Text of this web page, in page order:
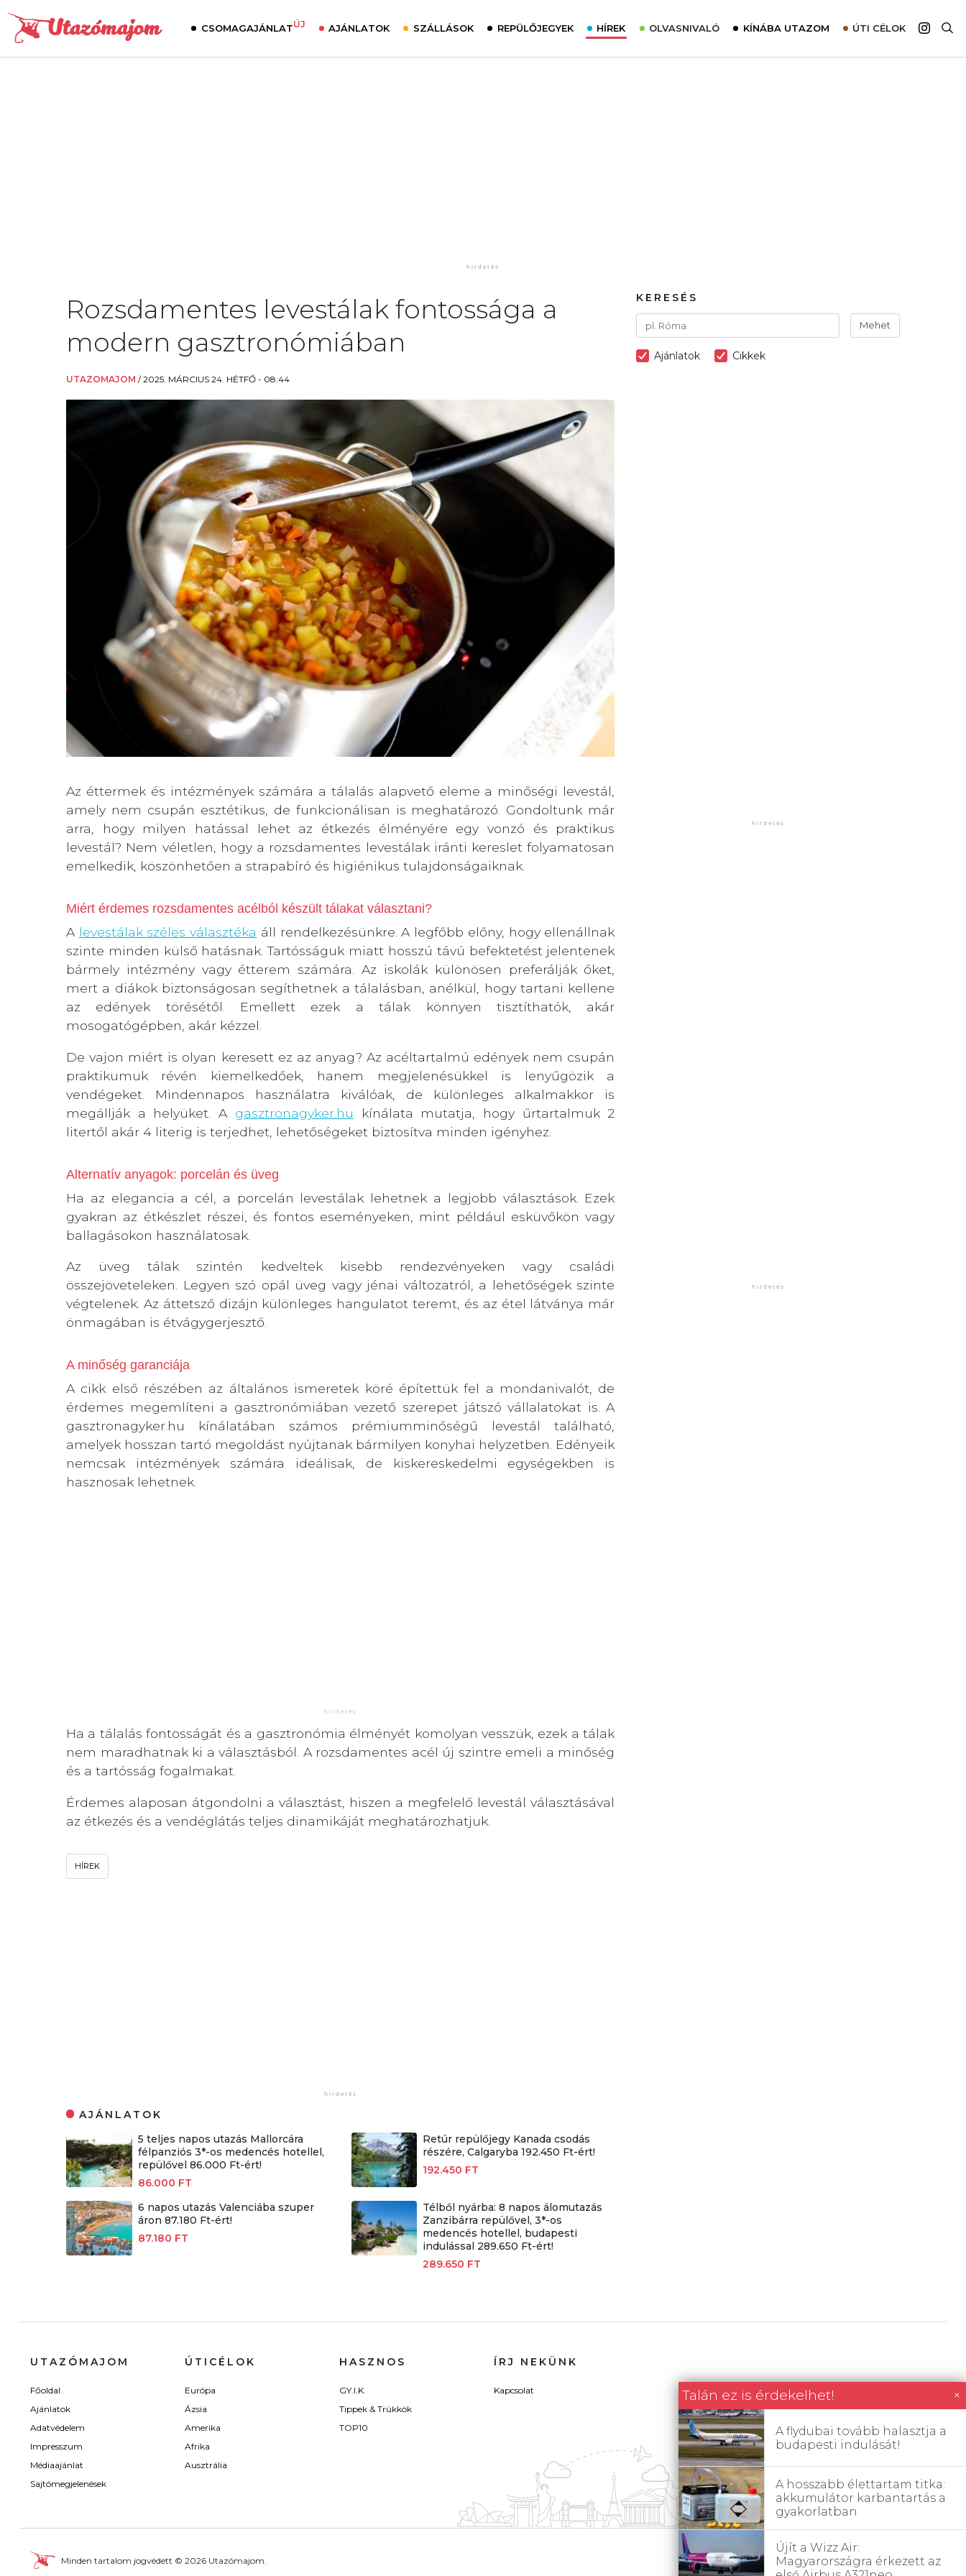
CSOMAGAJÁNLATÚJ AJÁNLATOK SZÁLLÁSOK REPÜLŐJEGYEK HÍREK OLVASNIVALÓ KÍNÁBA UTAZOM ÚTI CÉLOK
Rozsdamentes levestálak fontossága a
modern gasztronómiában
UTAZOMAJOM /2025. MÁRCIUS 24. HÉTFŐ - 08:44
Az éttermek és intézmények számára a tálalás alapvető eleme a minőségi levestál,
amely nem csupán esztétikus, de funkcionálisan is meghatározó. Gondoltunk már
arra, hogy milyen hatással lehet az étkezés élményére egy vonzó és praktikus
levestál? Nem véletlen, hogy a rozsdamentes levestálak iránti kereslet folyamatosan
emelkedik, köszönhetően a strapabíró és higiénikus tulajdonságaiknak.
Miért érdemes rozsdamentes acélból készült tálakat választani?
A levestálak széles választéka áll rendelkezésünkre. A legfőbb előny, hogy ellenállnak
szinte minden külső hatásnak. Tartósságuk miatt hosszú távú befektetést jelentenek
bármely intézmény vagy étterem számára. Az iskolák különösen preferálják őket,
mert a diákok biztonságosan segíthetnek a tálalásban, anélkül, hogy tartani kellene
az edények törésétől. Emellett ezek a tálak könnyen tisztíthatók, akár
mosogatógépben, akár kézzel.
De vajon miért is olyan keresett ez az anyag? Az acéltartalmú edények nem csupán
praktikumuk révén kiemelkedőek, hanem megjelenésükkel is lenyűgözik a
vendégeket. Mindennapos használatra kiválóak, de különleges alkalmakkor is
megállják a helyüket. A gasztronagyker.hu kínálata mutatja, hogy űrtartalmuk 2
litertől akár 4 literig is terjedhet, lehetőségeket biztosítva minden igényhez.
Alternatív anyagok: porcelán és üveg
Ha az elegancia a cél, a porcelán levestálak lehetnek a legjobb választások. Ezek
gyakran az étkészlet részei, és fontos eseményeken, mint például esküvőkön vagy
ballagásokon használatosak.
Az üveg tálak szintén kedveltek kisebb rendezvényeken vagy családi
összejöveteleken. Legyen szó opál üveg vagy jénai változatról, a lehetőségek szinte
végtelenek. Az áttetsző dizájn különleges hangulatot teremt, és az étel látványa már
önmagában is étvágygerjesztő.
A minőség garanciája
A cikk első részében az általános ismeretek köré építettük fel a mondanivalót, de
érdemes megemlíteni a gasztronómiában vezető szerepet játszó vállalatokat is. A
gasztronagyker.hu kínálatában számos prémiumminőségű levestál található,
amelyek hosszan tartó megoldást nyújtanak bármilyen konyhai helyzetben. Edényeik
nemcsak intézmények számára ideálisak, de kiskereskedelmi egységekben is
hasznosak lehetnek.
Ha a tálalás fontosságát és a gasztronómia élményét komolyan vesszük, ezek a tálak
nem maradhatnak ki a választásból. A rozsdamentes acél új szintre emeli a minőség
és a tartósság fogalmakat.
Érdemes alaposan átgondolni a választást, hiszen a megfelelő levestál választásával
az étkezés és a vendéglátás teljes dinamikáját meghatározhatjuk.
Talán ez is érdekelhet! ×
A flydubai tovább halasztja a
budapesti indulását!
A hosszabb élettartam titka:
akkumulátor karbantartás a
gyakorlatban
Újít a Wizz Air:
Magyarországra érkezett az
HÍREK
AJÁNLATOK
5 teljes napos utazás Mallorcára
félpanziós 3*-os medencés hotellel,
repülővel 86.000 Ft-ért!
86.000 FT
Retúr repülőjegy Kanada csodás
részére, Calgaryba 192.450 Ft-ért!
192.450 FT
6 napos utazás Valenciába szuper
áron 87.180 Ft-ért!
87.180 FT
Télből nyárba: 8 napos álomutazás
Zanzibárra repülővel, 3*-os
medencés hotellel, budapesti
indulással 289.650 Ft-ért!
289.650 FT
KERESÉS
Mehet
Ajánlatok Cikkek
UTAZÓMAJOM
Főoldal
Ajánlatok
Adatvédelem
Impresszum
Médiaajánlat
Sajtómegjelenések
ÚTICÉLOK
Európa
Ázsia
Amerika
Afrika
Ausztrália
HASZNOS
GY.I.K.
Tippek & Trükkök
TOP10
ÍRJ NEKÜNK
Kapcsolat
Minden tartalom jogvédett © 2026 Utazómajom.